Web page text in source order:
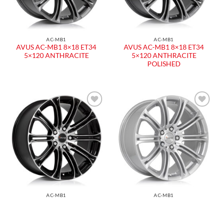
AC-MB1
AVUS AC-MB1 8×18 ET34
5×120 ANTHRACITE
AC-MB1
AVUS AC-MB1 8×18 ET34
5×120 ANTHRACITE
POLISHED
Aggiungi
alla lista
dei
desideri
AC-MB1
Aggiungi
alla lista
dei
desideri
AC-MB1